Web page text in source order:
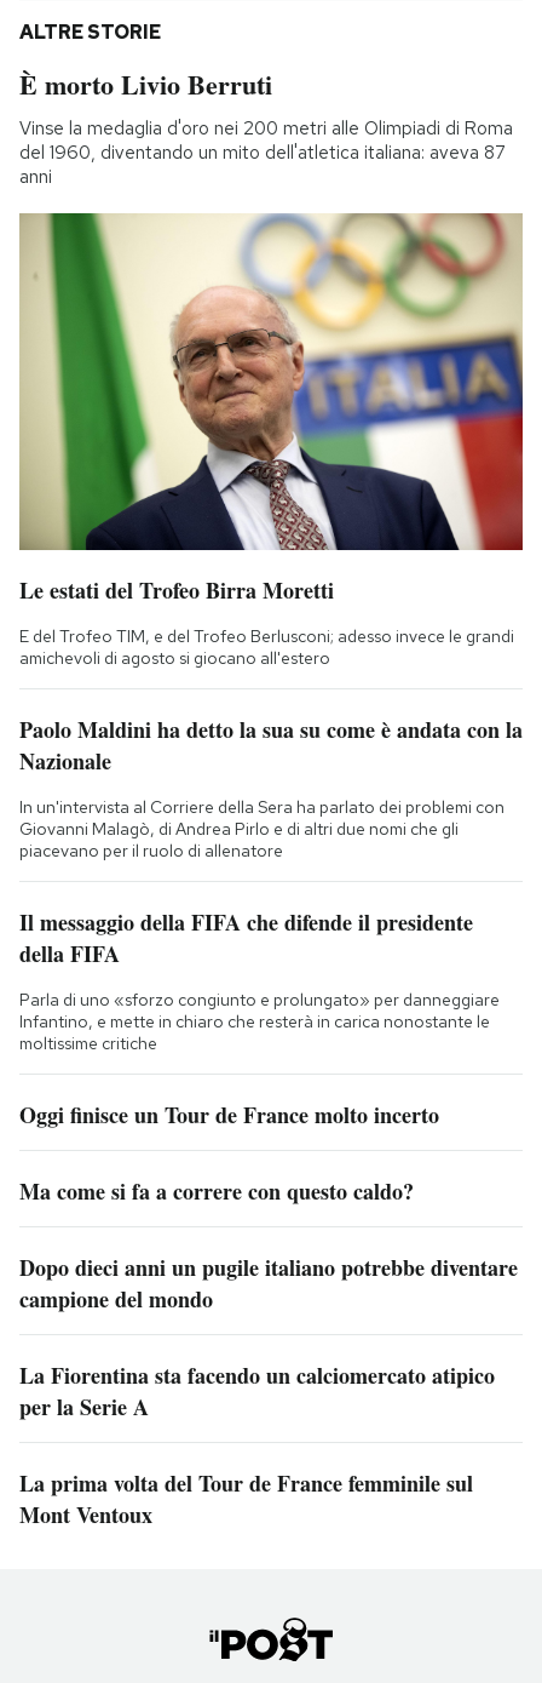
ALTRE STORIE
È morto Livio Berruti
Vinse la medaglia d'oro nei 200 metri alle Olimpiadi di Roma
del 1960, diventando un mito dell'atletica italiana: aveva 87
anni
Le estati del Trofeo Birra Moretti
E del Trofeo TIM, e del Trofeo Berlusconi; adesso invece le grandi
amichevoli di agosto si giocano all'estero
Paolo Maldini ha detto la sua su come è andata con la
Nazionale
In un'intervista al Corriere della Sera ha parlato dei problemi con
Giovanni Malagò, di Andrea Pirlo e di altri due nomi che gli
piacevano per il ruolo di allenatore
Il messaggio della FIFA che difende il presidente
della FIFA
Parla di uno «sforzo congiunto e prolungato» per danneggiare
Infantino, e mette in chiaro che resterà in carica nonostante le
moltissime critiche
Oggi finisce un Tour de France molto incerto
Ma come si fa a correre con questo caldo?
Dopo dieci anni un pugile italiano potrebbe diventare
campione del mondo
La Fiorentina sta facendo un calciomercato atipico
per la Serie A
La prima volta del Tour de France femminile sul
Mont Ventoux